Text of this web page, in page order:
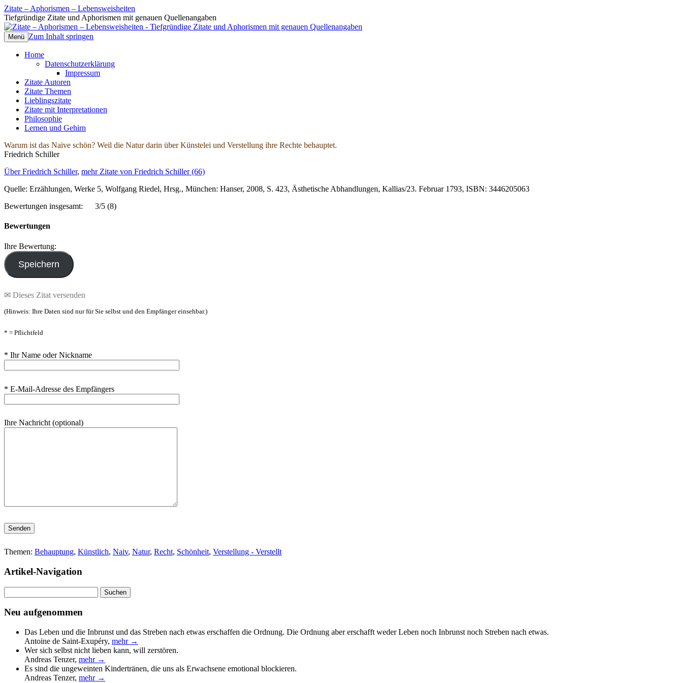
Zitate – Aphorismen – Lebensweisheiten
Tiefgründige Zitate und Aphorismen mit genauen Quellenangaben
Menü Zum Inhalt springen
Home
Datenschutzerklärung
Impressum
Zitate Autoren
Zitate Themen
Lieblingszitate
Zitate mit Interpretationen
Philosophie
Lernen und Gehirn
Warum ist das Naive schön? Weil die Natur darin über Künstelei und Verstellung ihre Rechte behauptet.
Friedrich Schiller
Über Friedrich Schiller, mehr Zitate von Friedrich Schiller (66)
Quelle: Erzählungen, Werke 5, Wolfgang Riedel, Hrsg., München: Hanser, 2008, S. 423, Ästhetische Abhandlungen, Kallias/23. Februar 1793, ISBN: 3446205063
Bewertungen insgesamt:
3/5 (8)
Bewertungen
Ihre Bewertung:
✉ Dieses Zitat versenden
(Hinweis: Ihre Daten sind nur für Sie selbst und den Empfänger einsehbar.)
* = Pflichtfeld
* Ihr Name oder Nickname
* E-Mail-Adresse des Empfängers
Ihre Nachricht (optional)
Bitte lasse dieses Feld leer.
Themen: Behauptung, Künstlich, Naiv, Natur, Recht, Schönheit, Verstellung - Verstellt
Artikel-Navigation
nach:
Neu aufgenommen
Das Leben und die Inbrunst und das Streben nach etwas erschaffen die Ordnung. Die Ordnung aber erschafft weder Leben noch Inbrunst noch Streben nach etwas.
Antoine de Saint-Exupéry, mehr →
Wer sich selbst nicht lieben kann, will zerstören.
Andreas Tenzer, mehr →
Es sind die ungeweinten Kindertränen, die uns als Erwachsene emotional blockieren.
Andreas Tenzer, mehr →